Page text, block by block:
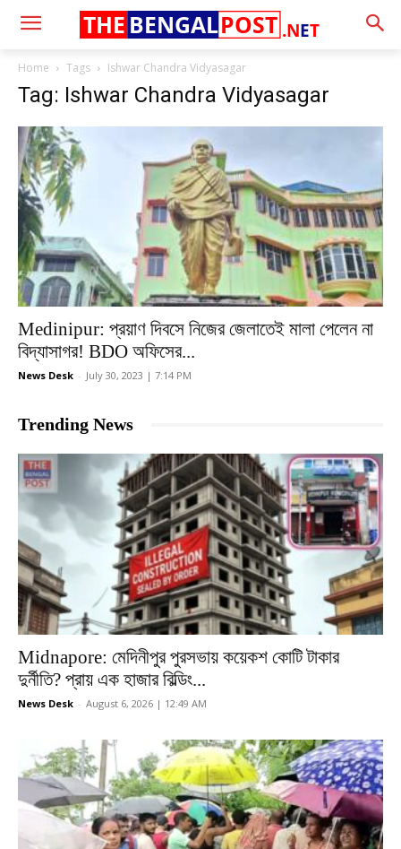
.NET
THE BENGALPOST
Home Tags Ishwar Chandra Vidyasagar
Tag: Ishwar Chandra Vidyasagar
Medinipur: প্রয়াণ দিবসে নিজের জেলাতেই মালা পেলেন না
বিদ্যাসাগর! BDO অফিসের...
News Desk - July 30, 2023 | 7:14 PM
Trending News
Midnapore: মেদিনীপুর পুরসভায় কয়েকশ কোটি টাকার
দুর্নীতি? প্রায় এক হাজার বিল্ডিং...
News Desk - August 6, 2026 | 12:49 AM